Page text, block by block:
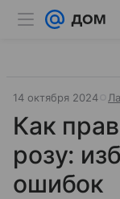
14 октября 2024
Как
розу:
ошибок